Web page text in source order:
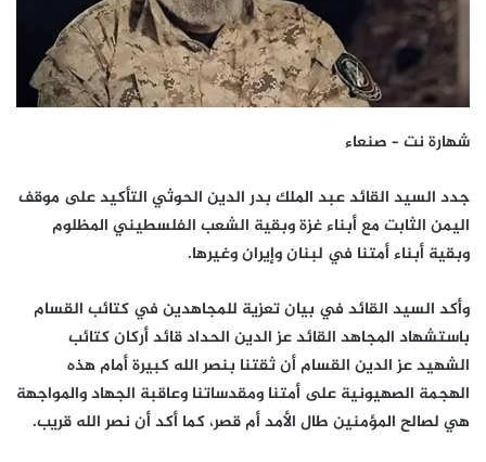
شهارة نت – صنعاء
جدد السيد القائد عبد الملك بدر الدين الحوثي التأكيد على موقف
اليمن الثابت مع أبناء غزة وبقية الشعب الفلسطيني المظلوم
وبقية أبناء أمتنا في لبنان وإيران وغيرها.
وأكد السيد القائد في بيان تعزية للمجاهدين في كتائب القسام
باستشهاد المجاهد القائد عز الدين الحداد قائد أركان كتائب
الشهيد عز الدين القسام أن ثقتنا بنصر الله كبيرة أمام هذه
الهجمة الصهيونية على أمتنا ومقدساتنا وعاقبة الجهاد والمواجهة
هي لصالح المؤمنين طال الأمد أم قصر، كما أكد أن نصر الله قريب.